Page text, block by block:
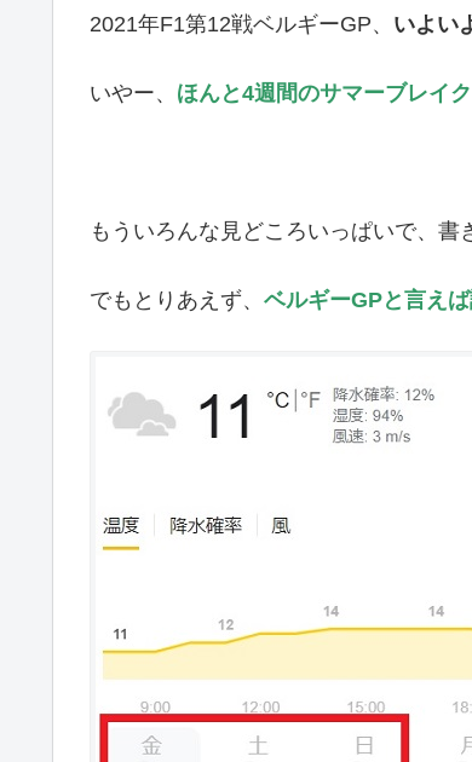
2021年F1第12戦ベルギーGP、 いよい
いやー、 ほんと4週間のサマーブレイ
もういろんな見どころいっぱいで、書
でもとりあえず、 ベルギーGPと言え